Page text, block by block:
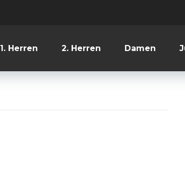
1. Herren 2. Herren Damen